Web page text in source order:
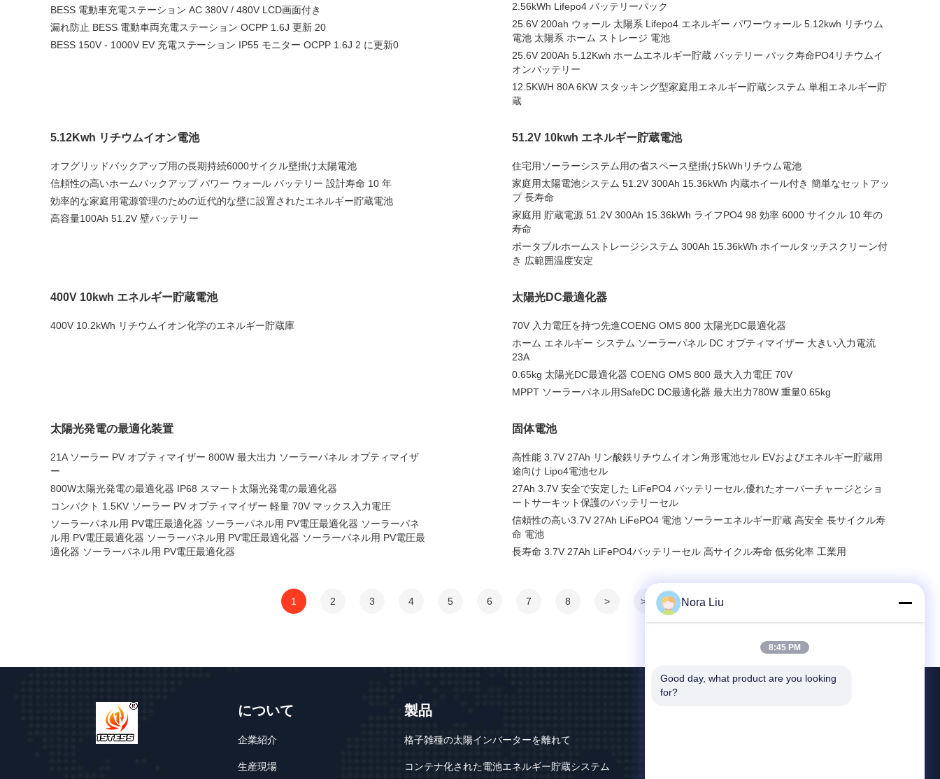
BESS 電動車充電ステーション AC 380V / 480V LCD画面付き
漏れ防止 BESS 電動車両充電ステーション OCPP 1.6J 更新 20
BESS 150V - 1000V EV 充電ステーション IP55 モニター OCPP 1.6J 2 に更新0
2.56kWh Lifepo4 バッテリーパック
25.6V 200ah ウォール 太陽系 Lifepo4 エネルギー パワーウォール 5.12kwh リチウム
電池 太陽系 ホーム ストレージ 電池
25.6V 200Ah 5.12Kwh ホームエネルギー貯蔵 バッテリー パック寿命PO4リチウムイ
オンバッテリー
12.5KWH 80A 6KW スタッキング型家庭用エネルギー貯蔵システム 単相エネルギー貯
蔵
5.12Kwh リチウムイオン電池
オフグリッドバックアップ用の長期持続6000サイクル壁掛け太陽電池
信頼性の高いホームバックアップ パワー ウォール バッテリー 設計寿命 10 年
効率的な家庭用電源管理のための近代的な壁に設置されたエネルギー貯蔵電池
高容量100Ah 51.2V 壁バッテリー
51.2V 10kwh エネルギー貯蔵電池
住宅用ソーラーシステム用の省スペース壁掛け5kWhリチウム電池
家庭用太陽電池システム 51.2V 300Ah 15.36kWh 内蔵ホイール付き 簡単なセットアッ
プ 長寿命
家庭用 貯蔵電源 51.2V 300Ah 15.36kWh ライフPO4 98 効率 6000 サイクル 10 年の
寿命
ポータブルホームストレージシステム 300Ah 15.36kWh ホイールタッチスクリーン付
き 広範囲温度安定
400V 10kwh エネルギー貯蔵電池
400V 10.2kWh リチウムイオン化学のエネルギー貯蔵庫
太陽光DC最適化器
70V 入力電圧を持つ先進COENG OMS 800 太陽光DC最適化器
ホーム エネルギー システム ソーラーパネル DC オプティマイザー 大きい入力電流
23A
0.65kg 太陽光DC最適化器 COENG OMS 800 最大入力電圧 70V
MPPT ソーラーパネル用SafeDC DC最適化器 最大出力780W 重量0.65kg
太陽光発電の最適化装置
21A ソーラー PV オプティマイザー 800W 最大出力 ソーラーパネル オプティマイザ
ー
800W太陽光発電の最適化器 IP68 スマート太陽光発電の最適化器
コンパクト 1.5KV ソーラー PV オプティマイザー 軽量 70V マックス入力電圧
ソーラーパネル用 PV電圧最適化器 ソーラーパネル用 PV電圧最適化器 ソーラーパネ
ル用 PV電圧最適化器 ソーラーパネル用 PV電圧最適化器 ソーラーパネル用 PV電圧最
適化器 ソーラーパネル用 PV電圧最適化器
固体電池
高性能 3.7V 27Ah リン酸鉄リチウムイオン角形電池セル EVおよびエネルギー貯蔵用
途向け Lipo4電池セル
27Ah 3.7V 安全で安定した LiFePO4 バッテリーセル,優れたオーバーチャージとショ
ートサーキット保護のバッテリーセル
信頼性の高い3.7V 27Ah LiFePO4 電池 ソーラーエネルギー貯蔵 高安全 長サイクル寿
命 電池
長寿命 3.7V 27Ah LiFePO4バッテリーセル 高サイクル寿命 低劣化率 工業用
1 2 3 4 5 6 7 8 > >>
について
企業紹介
生産現場
製品
格子雑種の太陽インバーターを離れて
コンテナ化された電池エネルギー貯蔵システム
Nora Liu
8:45 PM
Good day, what product are you looking
for?